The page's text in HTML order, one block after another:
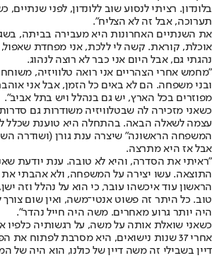
בלונדון. רציתי לנסוע שוב ללונדון, לפני
תערוכה, אבל זה לא הצליח".
את השנתיים האחרונות היא מעבירה בביתה,
אוכלת, קוראת. קשה לי ללכת, אני מפחדת שאפול,
נהגתי גם, אבל היום אני כבר לא רוצה לנהוג.
"מחמש אחרי הצהריים אני רואה טלוויזיה,
ובני משפחה. הם לא באים כל הזמן, אבל אני
מפוזרים בכל הארץ, יש גם בנהלל ויש בתל אביב".
כשאני מזכירה לה שבטלוויזיה משודרות גם
עצמה לשאלה הבאה. בהתחלה היא טוענת שכלל
אבל אז היא מתרצה.
"ראיתי את הסדרה, והיא לא טובה. ענת יודעת
התוצאה. עשו יצירה על המשפחה, ולא אהבתי
הראשון עוד איכשהו עובר, כי הוא על נהלל וזה
טוב. כל היתר זה פשוט אנטי־משה, ואין שום
היה יותר גרוע מאחרים. משה היה חייל נהדר".
אחרי 37 שנות נישואים, היא מסרבת לפתוח
דיין בשבילי זה משה דיין של כולנו, הוא היה של